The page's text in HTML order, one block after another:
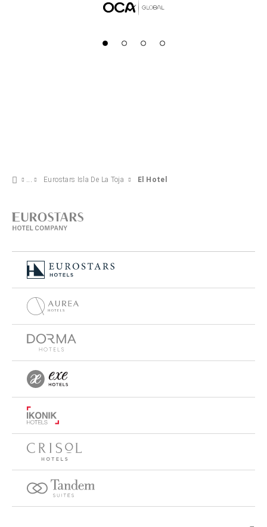
Eurostars Isla De La Toja El Hotel